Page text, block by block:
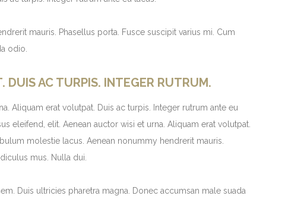
mauris. Phasellus porta. Fusce suscipit varius mi. Cum
odio.
AC TURPIS. INTEGER RUTRUM.
Aliquam erat volutpat. Duis ac turpis. Integer rutrum ante eu
eleifend, elit. Aenean auctor wisi et urna. Aliquam erat volutpat.
molestie lacus. Aenean nonummy hendrerit mauris.
mus. Nulla dui.
Duis ultricies pharetra magna. Donec accumsan male suada